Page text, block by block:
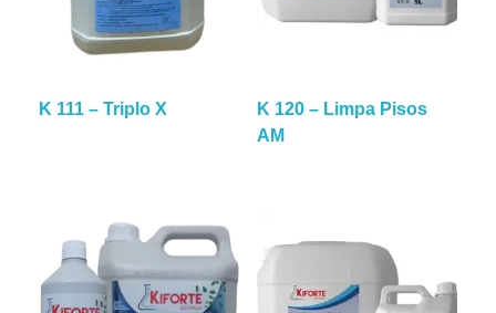
K 111 – Triplo X
K 120 – Limpa Pisos
AM